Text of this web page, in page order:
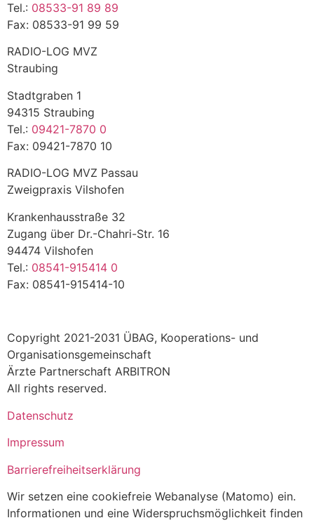
Tel.: 08533-91 89 89
Fax: 08533-91 99 59
RADIO-LOG MVZ
Straubing
Stadtgraben 1
94315 Straubing
Tel.: 09421-7870 0
Fax: 09421-7870 10
RADIO-LOG MVZ Passau
Zweigpraxis Vilshofen
Krankenhausstraße 32
Zugang über Dr.-Chahri-Str. 16
94474 Vilshofen
Tel.: 08541-915414 0
Fax: 08541-915414-10
Copyright 2021-2031 ÜBAG, Kooperations- und
Organisationsgemeinschaft
Ärzte Partnerschaft ARBITRON
All rights reserved.
Datenschutz
Impressum
Barrierefreiheitserklärung
Wir setzen eine cookiefreie Webanalyse (Matomo) ein.
Informationen und eine Widerspruchsmöglichkeit finden